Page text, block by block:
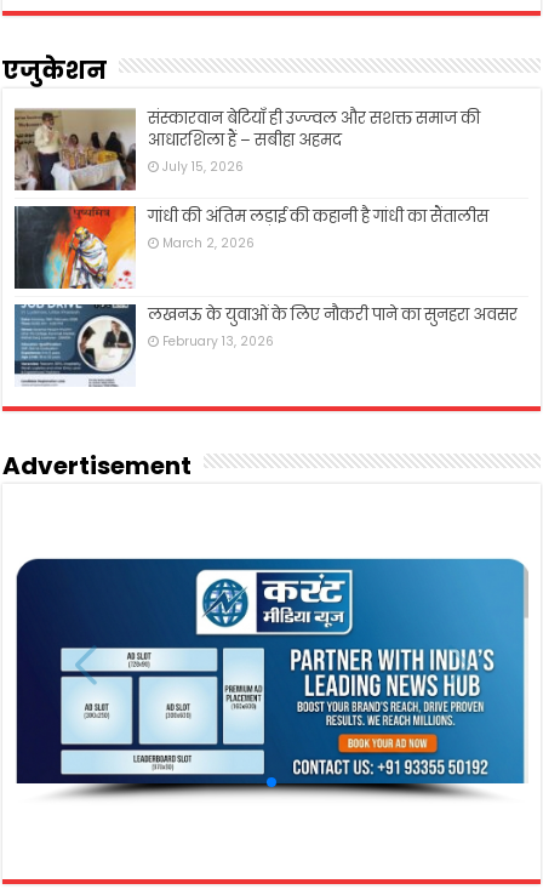
एजुकेशन
संस्कारवान बेटियाँ ही उज्ज्वल और सशक्त समाज की
आधारशिला हैं – सबीहा अहमद
July 15, 2026
गांधी की अंतिम लड़ाई की कहानी है गांधी का सैंतालीस
March 2, 2026
लखनऊ के युवाओं के लिए नौकरी पाने का सुनहरा अवसर
February 13, 2026
Advertisement